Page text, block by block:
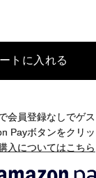
トに入れる
会員登録なしでゲ
Payボタンをクリッ
入についてはこちら